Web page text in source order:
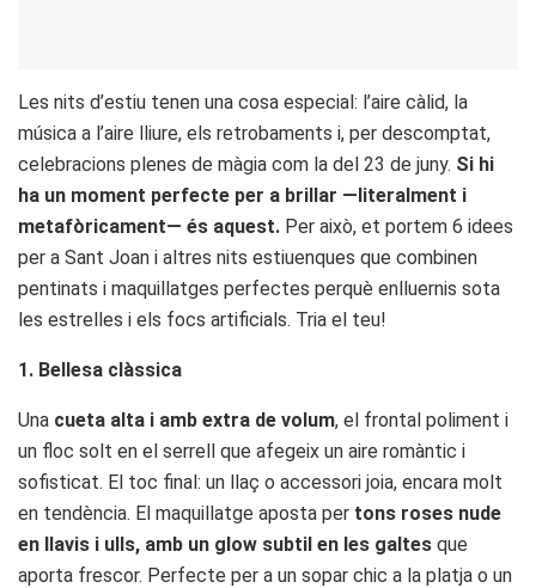
Les nits d’estiu tenen una cosa especial: l’aire càlid, la
música a l’aire lliure, els retrobaments i, per descomptat,
celebracions plenes de màgia com la del 23 de juny. Si hi
ha un moment perfecte per a brillar —literalment i
metafòricament— és aquest. Per això, et portem 6 idees
per a Sant Joan i altres nits estiuenques que combinen
pentinats i maquillatges perfectes perquè enlluernis sota
les estrelles i els focs artificials. Tria el teu!
1. Bellesa clàssica
Una cueta alta i amb extra de volum, el frontal poliment i
un floc solt en el serrell que afegeix un aire romàntic i
sofisticat. El toc final: un llaç o accessori joia, encara molt
en tendència. El maquillatge aposta per tons roses nude
en llavis i ulls, amb un glow subtil en les galtes que
aporta frescor. Perfecte per a un sopar chic a la platja o un